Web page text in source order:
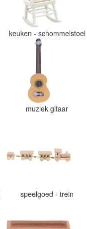
keuken - schommelstoel
muziek gitaar
speelgoed - trein